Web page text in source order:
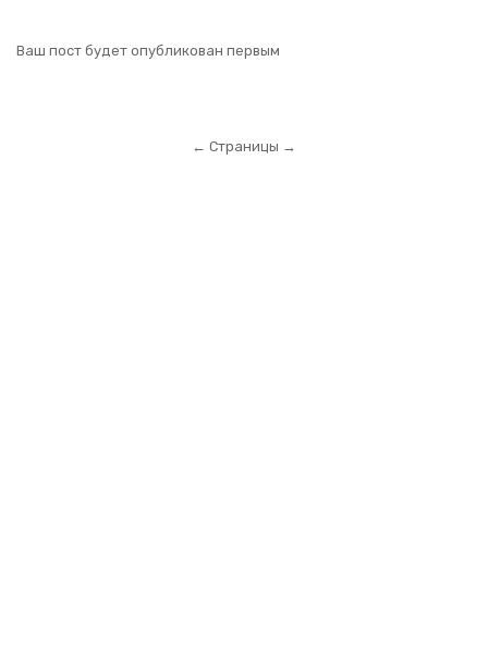
Ваш пост будет опубликован первым
← Страницы →